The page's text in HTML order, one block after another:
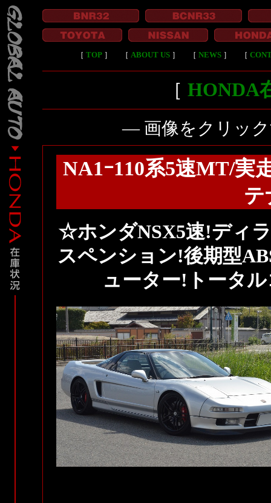
［ TOP］ ［ ABOUT US］ ［ NEWS］ ［
［ HONDA
― 画像をクリッ
NA1ｰ110系5速MT/実
テ
☆ホンダNSX5速!ディ
スペンション!後期型
ューター!トータ